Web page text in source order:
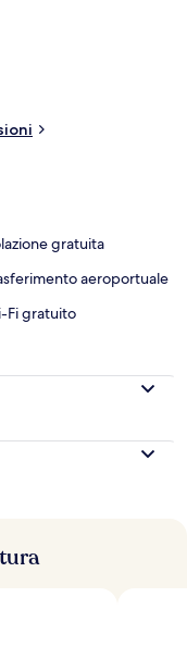
aperta giorno e
gratuita
aeroportuale
Fi gratuito